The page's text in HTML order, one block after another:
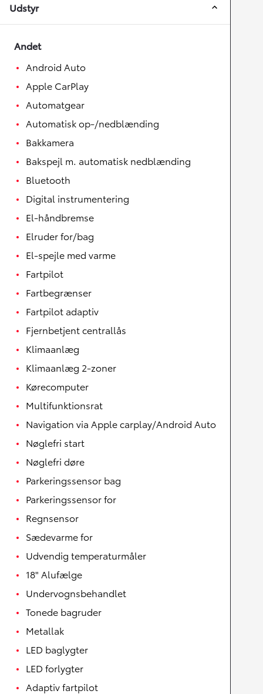
Udstyr
Andet
Android Auto
Apple CarPlay
Automatgear
Automatisk op-/nedblænding
Bakkamera
Bakspejl m. automatisk nedblænding
Bluetooth
Digital instrumentering
El-håndbremse
Elruder for/bag
El-spejle med varme
Fartpilot
Fartbegrænser
Fartpilot adaptiv
Fjernbetjent centrallås
Klimaanlæg
Klimaanlæg 2-zoner
Kørecomputer
Multifunktionsrat
Navigation via Apple carplay/Android Auto
Nøglefri start
Nøglefri døre
Parkeringssensor bag
Parkeringssensor for
Regnsensor
Sædevarme for
Udvendig temperaturmåler
18" Alufælge
Undervognsbehandlet
Tonede bagruder
Metallak
LED baglygter
LED forlygter
Adaptiv fartpilot